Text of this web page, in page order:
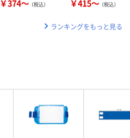
￥374～ （税込） ￥415～ （税込）
ランキングをもっと見る